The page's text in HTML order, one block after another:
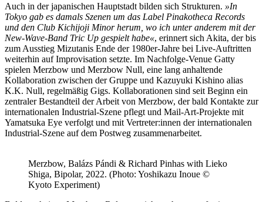
Auch in der japanischen Hauptstadt bilden sich Strukturen. »In
Tokyo gab es damals Szenen um das Label Pinakotheca Records
und den Club Kichijoji Minor herum, wo ich unter anderem mit der
New-Wave-Band Tric Up gespielt habe«, erinnert sich Akita, der bis
zum Ausstieg Mizutanis Ende der 1980er-Jahre bei Live-Auftritten
weiterhin auf Improvisation setzte. Im Nachfolge-Venue Gatty
spielen Merzbow und Merzbow Null, eine lang anhaltende
Kollaboration zwischen der Gruppe und Kazuyuki Kishino alias
K.K. Null, regelmäßig Gigs. Kollaborationen sind seit Beginn ein
zentraler Bestandteil der Arbeit von Merzbow, der bald Kontakte zur
internationalen Industrial-Szene pflegt und Mail-Art-Projekte mit
Yamatsuka Eye verfolgt und mit Vertreter:innen der internationalen
Industrial-Szene auf dem Postweg zusammenarbeitet.
Merzbow, Balázs Pándi & Richard Pinhas with Lieko
Shiga, Bipolar, 2022. (Photo: Yoshikazu Inoue ©
Kyoto Experiment)